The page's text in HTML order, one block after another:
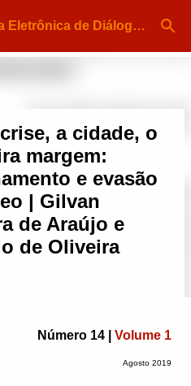
principal Geodiálogos: Revista Eletrônica de Diálogo e Divulgação em Geografia | ISSN 2448-413X
a cidade, o
margem:
e evasão
| Gilvan
de Araújo e
de Oliveira
Número 14 | Volume 1
Agosto 2019